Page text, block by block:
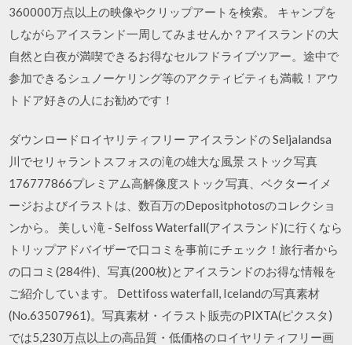
360000万点以上の映像やクリップアートを検索。 キャンプを
しながらアイスランド一周してみませんか？アイスランドの大
自然と白夜が満喫できるお得なセルフドライブツアー。途中で
参加できるシュノーケリング等のアクティビティも満載！アウ
トドア好きの人にお勧めです！
ダウンロードロイヤリティフリー アイスランドの Seljalandsa
川でセリャラントスフォスの滝の雄大な風景 ストック写真
176777866プレミアム高解像度ストック写真、ベクターイメ
ージおよびイラストは、数百万のDepositphotosのコレクショ
ンから。 美しい滝 - Selfoss Waterfall(アイスランド)に行くなら
トリップアドバイザーで口コミを事前にチェック！旅行者から
の口コミ(284件)、写真(200枚)とアイスランドのお得な情報を
ご紹介しています。 Dettifoss waterfall, Icelandの写真素材
(No.63507961)。写真素材・イラスト販売のPIXTA(ピクスタ)
では5,230万点以上の高品質・低価格のロイヤリティフリー画